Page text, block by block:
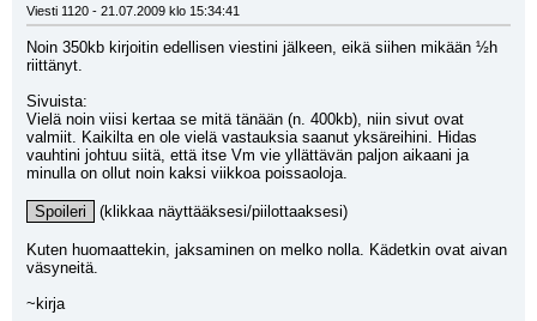
Viesti 1120 - 21.07.2009 klo 15:34:41
Noin 350kb kirjoitin edellisen viestini jälkeen, eikä siihen mikään ½h
riittänyt.
Sivuista:
Vielä noin viisi kertaa se mitä tänään (n. 400kb), niin sivut ovat
valmiit. Kaikilta en ole vielä vastauksia saanut yksäreihini. Hidas
vauhtini johtuu siitä, että itse Vm vie yllättävän paljon aikaani ja
minulla on ollut noin kaksi viikkoa poissaoloja.
Spoileri (klikkaa näyttääksesi/piilottaaksesi)
Kuten huomaattekin, jaksaminen on melko nolla. Kädetkin ovat aivan
väsyneitä.
~kirja